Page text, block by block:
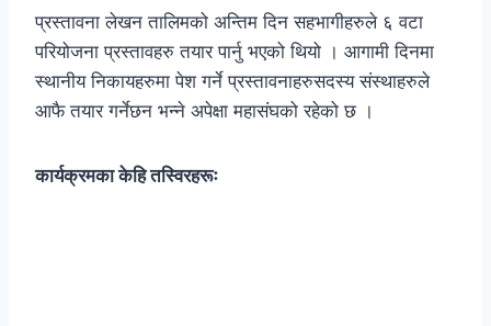
प्रस्तावना लेखन तालिमको अन्तिम दिन सहभागीहरुले ६ वटा
परियोजना प्रस्तावहरु तयार पार्नु भएको थियो । आगामी दिनमा
स्थानीय निकायहरुमा पेश गर्ने प्रस्तावनाहरुसदस्य संस्थाहरुले
आफै तयार गर्नेछन भन्ने अपेक्षा महासंघको रहेको छ ।
कार्यक्रमका केहि तस्विरहरूः